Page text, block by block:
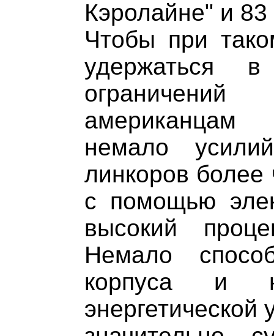
Кэролайне" и
Чтобы при
удержаться
американцам
немало
линкоров более
с помощью
высокий
Немало
корпуса и
энергетической